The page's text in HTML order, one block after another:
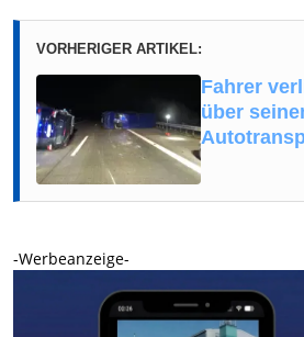
VORHERIGER ARTIKEL:
Fahrer
über
-Werbeanzeige-